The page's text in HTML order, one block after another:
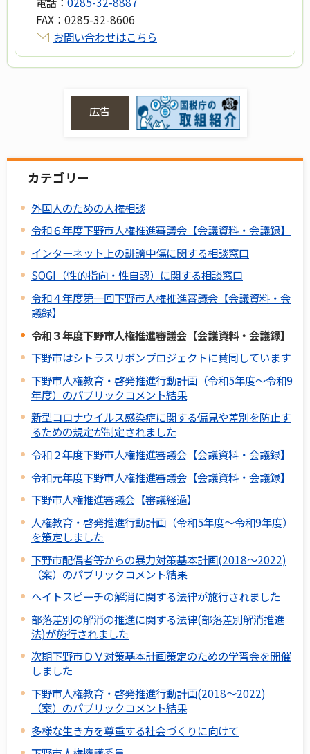
FAX： 0285-32-8606
お問い合わせはこちら
広告
カテゴリー
外国人のための人権相談
令和６年度下野市人権推進審議会【会議資料・会議録】
インターネット上の誹謗中傷に関する相談窓口
SOGI（性的指向・性自認）に関する相談窓口
令和４年度第一回下野市人権推進審議会【会議資料・会
議録】
令和３年度下野市人権推進審議会【会議資料・会議録】
下野市はシトラスリボンプロジェクトに賛同しています
下野市人権教育・啓発推進行動計画（令和5年度～令和9
年度）のパブリックコメント結果
新型コロナウイルス感染症に関する偏見や差別を防止す
るための規定が制定されました
令和２年度下野市人権推進審議会【会議資料・会議録】
令和元年度下野市人権推進審議会【会議資料・会議録】
下野市人権推進審議会【審議経過】
人権教育・啓発推進行動計画（令和5年度～令和9年度）
を策定しました
下野市配偶者等からの暴力対策基本計画(2018～2022)
（案）のパブリックコメント結果
ヘイトスピーチの解消に関する法律が施行されました
部落差別の解消の推進に関する法律(部落差別解消推進
法)が施行されました
次期下野市ＤＶ対策基本計画策定のための学習会を開催
しました
下野市人権教育・啓発推進行動計画(2018～2022)
（案）のパブリックコメント結果
多様な生き方を尊重する社会づくりに向けて